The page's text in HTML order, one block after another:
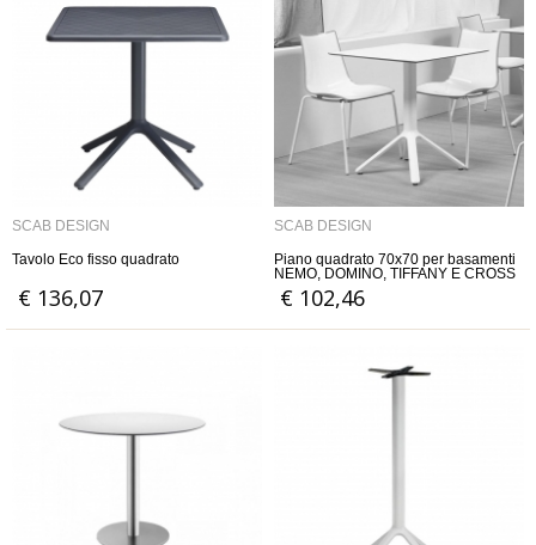
SCAB DESIGN
Tavolo Eco fisso quadrato
€ 136,07
SCAB DESIGN
Piano quadrato 70x70 per basamenti
NEMO, DOMINO, TIFFANY E CROSS
€ 102,46